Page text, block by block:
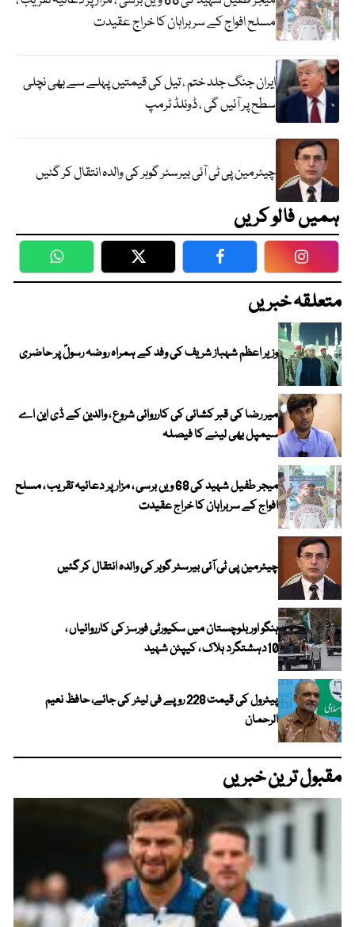
مسلح افواج کے سربراہان کا خراج عقیدت
ایران جنگ جلد ختم ، تیل کی قیمتیں پہلے سے بھی نچلی
سطح پر آئیں گی ، ڈونلڈ ٹرمپ
چیئرمین پی ٹی آئی بیرسٹر گوہر کی والدہ انتقال کر گئیں
ہمیں فالو کریں
WhatsApp Twitter Facebook
متعلقہ خبریں
وزیر اعظم شہباز شریف کی وفد کے ہمراہ روضہ رسولؐ پر حاضری
میر رضا کی قبر کشائی کی کارروائی شروع ، والدین کے ڈی این اے
سیمپل بھی لینے کا فیصلہ
میجر طفیل شہید کی 68 ویں برسی ، مزار پر دعائیہ تقریب ، مسلح
افواج کے سربراہان کا خراج عقیدت
چیئرمین پی ٹی آئی بیرسٹر گوہر کی والدہ انتقال کر گئیں
ہنگو اور بلوچستان میں سکیورٹی فورسز کی کارروائیاں ،
10دہشتگرد ہلاک ، کیپٹن شہید
پیٹرول کی قیمت 228 روپے فی لیٹر کی جائے، حافظ نعیم
الرحمان
مقبول ترین خبریں